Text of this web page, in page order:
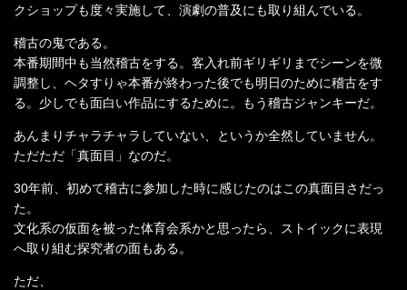
クショップも度々実施して、演劇の普及にも取り組んでいる。
稽古の鬼である。
本番期間中も当然稽古をする。客入れ前ギリギリまでシーンを微
調整し、ヘタすりゃ本番が終わった後でも明日のために稽古をす
る。少しでも面白い作品にするために。もう稽古ジャンキーだ。
あんまりチャラチャラしていない、というか全然していません。
ただただ「真面目」なのだ。
30年前、初めて稽古に参加した時に感じたのはこの真面目さだっ
た。
文化系の仮面を被った体育会系かと思ったら、ストイックに表現
へ取り組む探究者の面もある。
ただ、